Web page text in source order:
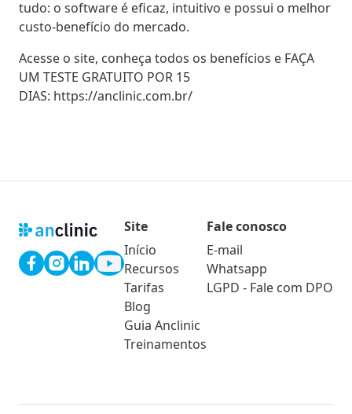
tudo: o software é eficaz, intuitivo e possui o melhor
custo-benefício do mercado.
Acesse o site, conheça todos os benefícios e FAÇA
UM TESTE GRATUITO POR 15
DIAS: https://anclinic.com.br/
Site
Início
Recursos
Tarifas
Blog
Guia Anclinic
Treinamentos
Fale conosco
E-mail
Whatsapp
LGPD - Fale com DPO